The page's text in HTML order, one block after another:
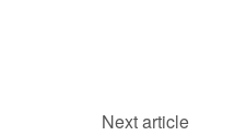
Next article